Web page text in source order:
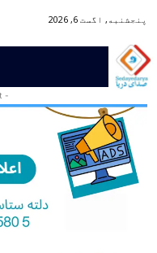
پنجشنبه, اگست 6, 2026
- Advertisment -